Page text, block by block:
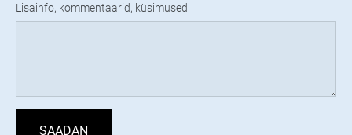
Lisainfo, kommentaarid, küsimused